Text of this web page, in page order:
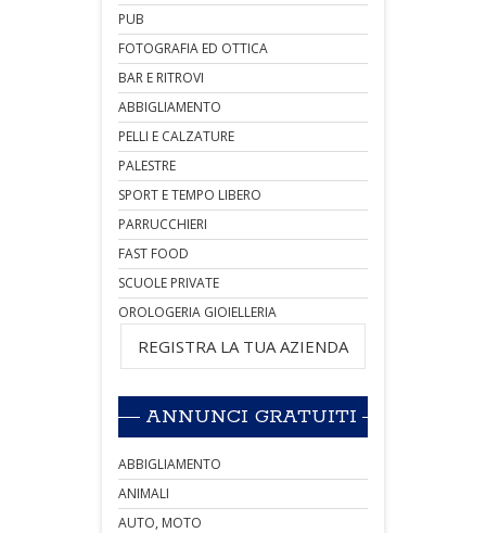
PUB
FOTOGRAFIA ED OTTICA
BAR E RITROVI
ABBIGLIAMENTO
PELLI E CALZATURE
PALESTRE
SPORT E TEMPO LIBERO
PARRUCCHIERI
FAST FOOD
SCUOLE PRIVATE
OROLOGERIA GIOIELLERIA
REGISTRA LA TUA AZIENDA
ANNUNCI GRATUITI
ABBIGLIAMENTO
ANIMALI
AUTO, MOTO